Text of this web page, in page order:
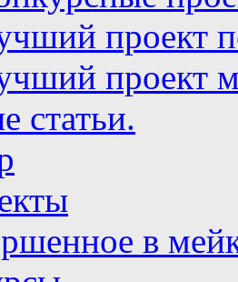
проект
проект
статьи.
в